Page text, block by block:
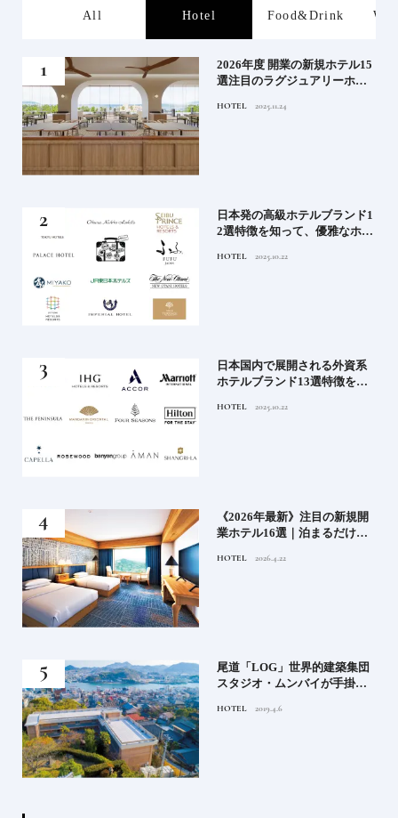
All Hotel Food&Drink
2026年度 開業の新規ホテル15
選注目のラグジュアリーホテ
ィホテルまでご紹介【前編】
HOTEL 2025.11.24
日本発の高級ホテルブランド1
2選特徴を知って、優雅なホテ
ンド大解剖①
HOTEL 2025.10.22
日本国内で展開される外資系
ホテルブランド13選特徴を知
満喫｜ホテルブランド大解剖
HOTEL 2025.10.22
《2026年最新》注目の新規開
業ホテル16選｜泊まるだけで
ル
HOTEL 2026.4.22
尾道「LOG」世界的建築集団
スタジオ・ムンバイが手掛け
HOTEL 2019.4.6